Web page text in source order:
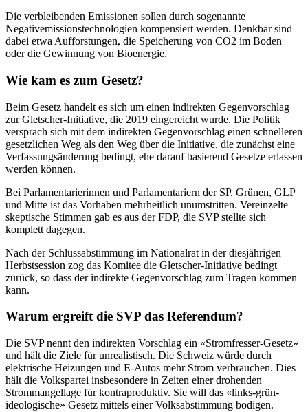
Die verbleibenden Emissionen sollen durch sogenannte
Negativemissionstechnologien kompensiert werden. Denkbar sind
dabei etwa Aufforstungen, die Speicherung von CO2 im Boden
oder die Gewinnung von Bioenergie.
Wie kam es zum Gesetz?
Beim Gesetz handelt es sich um einen indirekten Gegenvorschlag
zur Gletscher-Initiative, die 2019 eingereicht wurde. Die Politik
versprach sich mit dem indirekten Gegenvorschlag einen schnelleren
gesetzlichen Weg als den Weg über die Initiative, die zunächst eine
Verfassungsänderung bedingt, ehe darauf basierend Gesetze erlassen
werden können.
Bei Parlamentarierinnen und Parlamentariern der SP, Grünen, GLP
und Mitte ist das Vorhaben mehrheitlich unumstritten. Vereinzelte
skeptische Stimmen gab es aus der FDP, die SVP stellte sich
komplett dagegen.
Nach der Schlussabstimmung im Nationalrat in der diesjährigen
Herbstsession zog das Komitee die Gletscher-Initiative bedingt
zurück, so dass der indirekte Gegenvorschlag zum Tragen kommen
kann.
Warum ergreift die SVP das Referendum?
Die SVP nennt den indirekten Vorschlag ein «Stromfresser-Gesetz»
und hält die Ziele für unrealistisch. Die Schweiz würde durch
elektrische Heizungen und E-Autos mehr Strom verbrauchen. Dies
hält die Volkspartei insbesondere in Zeiten einer drohenden
Strommangellage für kontraproduktiv. Sie will das «links-grün-
ideologische» Gesetz mittels einer Volksabstimmung bodigen.